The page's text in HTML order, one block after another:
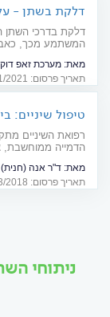
דלקת בשתן -
דלקת בדרכי השתן
המשתמע מכך,
עד כמה התופעה
כאן בכתבה.
מאת: מערכת זאפ
תאריך פרסום: 09/01/2021
טיפול שיניים:
רפואת השיניים
מאת: ד"ר אנה (חנית)
תאריך פרסום: 19/03/2018
ניתוחי